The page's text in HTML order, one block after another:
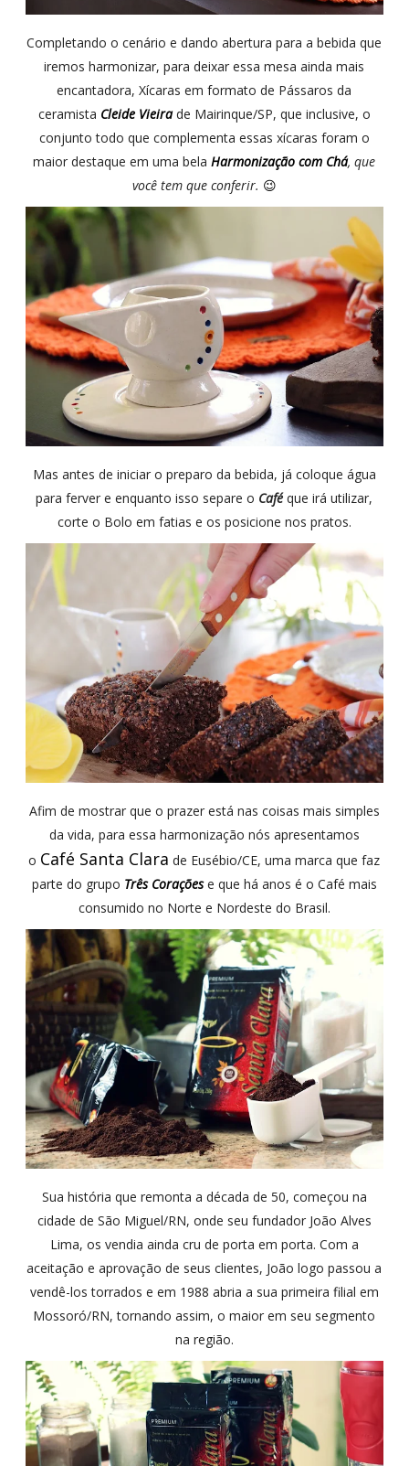
Completando o cenário e dando abertura para a bebida que
iremos harmonizar, para deixar essa mesa ainda mais
encantadora, Xícaras em formato de Pássaros da
ceramista Cleide Vieirade Mairinque/SP, que inclusive, o
conjunto todo que complementa essas xícaras foram o
maior destaque em uma belaHarmonização com Chá, que
você tem que conferir. 😉
Mas antes de iniciar o preparo da bebida, já coloque água
para ferver e enquanto isso separe o Caféque irá utilizar,
corte o Bolo em fatias e os posicione nos pratos.
Afim de mostrar que o prazer está nas coisas mais simples
da vida, para essa harmonização nós apresentamos
o Café Santa Clara de Eusébio/CE, uma marca que faz
parte do grupo Três Coraçõese que há anos é o Café mais
consumido no Norte e Nordeste do Brasil.
Sua história que remonta a década de 50, começou na
cidade de São Miguel/RN, onde seu fundador João Alves
Lima, os vendia ainda cru de porta em porta. Com a
aceitação e aprovação de seus clientes, João logo passou a
vendê-los torrados e em 1988 abria a sua primeira filial em
Mossoró/RN, tornando assim, o maior em seu segmento
na região.